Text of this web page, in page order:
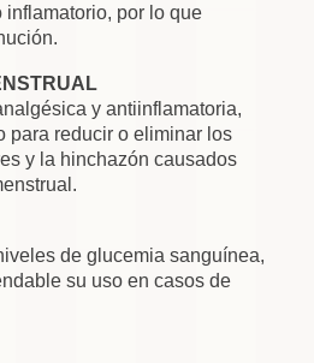
por lo que
y antiinflamatoria,
para reducir o eliminar los
y la hinchazón causados
de glucemia sanguínea,
su uso en casos de